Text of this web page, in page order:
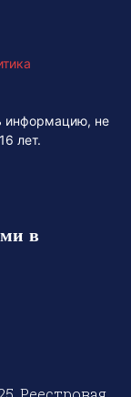
информацию, не
лет.
в